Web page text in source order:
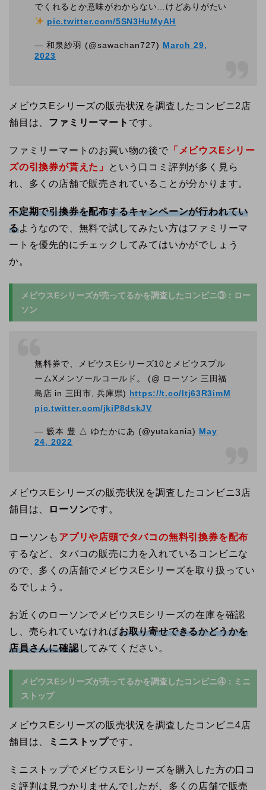
でくれるとか意味がわからない…けどありがたい
pic.twitter.com/5SN3HuMyAH
— 和泉紗羽 (@sawachan727) March 29,
2023
メビウスEシリーズの販売状況を調査したコンビニ2店
舗目は、 ファミリーマート です。
ファミリーマートのお買い物の後で 「メビウスEシリー
ズの引換券が貰えた」
という口コミ評判が多く見ら
れ、多くの店舗で販売されていることが分かります。
不定期で引換券を配布するキャンペーンが行われてい
るようなので、無料で試してみたい方はファミリーマ
ートを優先的にチェックしてみてはいかがでしょう
か。
メビウスEシリーズが売ってるかを調査したコンビニ③：ロー
ソン
無料券で、メビウスEシリーズ10とメビウスプル
ームXメンソールコールド。 (@ ローソン 三田福
島店 in 三田市, 兵庫県) https://t.co/ltj63R3imM
pic.twitter.com/jkiP8dskJV
— 籔本 豊 △ ゆたかにあ (@yutakania) May
24, 2022
メビウスEシリーズの販売状況を調査したコンビニ3店
舗目は、
ローソンです。
ローソンも アプリや店頭でタバコの無料引換券を配布
するなど、タバコの販売に力を入れているコンビニな
ので、多くの店舗でメビウスEシリーズを取り扱ってい
るでしょう。
お近くのローソンでメビウスEシリーズの在庫を確認
し、売られていなければお取り寄せできるかどうかを
店員さんに確認してみてください。
メビウスEシリーズが売ってるかを調査したコンビニ④：ミニ
ストップ
メビウスEシリーズの販売状況を調査したコンビニ4店
舗目は、
ミニストップです。
ミニストップでメビウスEシリーズを購入した方の口コ
ミ評判は見つかりませんでしたが、多くの店舗で販売